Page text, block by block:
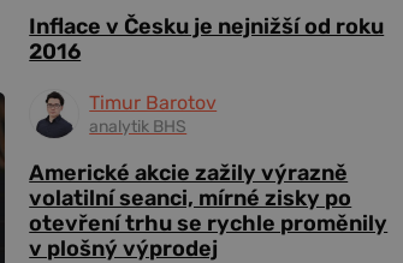
Inflace v Česku je nejnižší od roku
2016
Timur Barotov
analytik BHS
Americké akcie zažily výrazně
volatilní seanci, mírné zisky po
otevření trhu se rychle proměnily
v plošný výprodej